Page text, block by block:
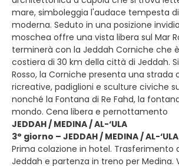
mare, simboleggia l'audace tempesta
moderna. Seduto in una posizione
moschea offre una vista libera sul Mar
terminerà con la Jeddah Corniche che
costiera di 30 km della città di Jeddah.
Rosso, la Corniche presenta una strada
ricreative, padiglioni e sculture civiche
nonché la Fontana di Re Fahd, la
mondo. Cena libera e pernottamento
JEDDAH / MEDINA / AL-‘ULA
3° giorno – JEDDAH / MEDINA / AL-‘ULA
Prima colazione in hotel. Trasferimento
Jeddah e partenza in treno per Medina.